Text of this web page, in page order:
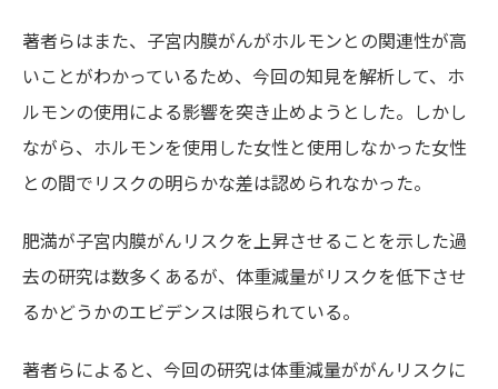
著者らはまた、子宮内膜がんがホルモンとの関連性が高
いことがわかっているため、今回の知見を解析して、ホ
ルモンの使用による影響を突き止めようとした。しかし
ながら、ホルモンを使用した女性と使用しなかった女性
との間でリスクの明らかな差は認められなかった。
肥満が子宮内膜がんリスクを上昇させることを示した過
去の研究は数多くあるが、体重減量がリスクを低下させ
るかどうかのエビデンスは限られている。
著者らによると、今回の研究は体重減量ががんリスクに